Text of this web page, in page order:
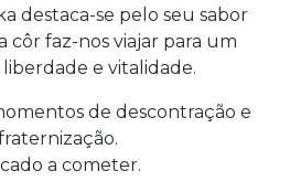
destaca-se pelo seu sabor
côr faz-nos viajar para um
e vitalidade.
de descontração e
a cometer.